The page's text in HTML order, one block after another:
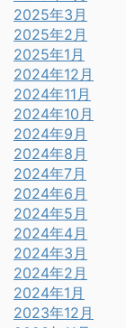
2025年3月
2025年2月
2025年1月
2024年12月
2024年11月
2024年10月
2024年9月
2024年8月
2024年7月
2024年6月
2024年5月
2024年4月
2024年3月
2024年2月
2024年1月
2023年12月